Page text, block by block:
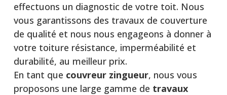
effectuons un diagnostic de votre toit. Nous
vous garantissons des travaux de couverture
de qualité et nous nous engageons à donner à
votre toiture résistance, imperméabilité et
durabilité, au meilleur prix.
En tant que couvreur zingueur, nous vous
proposons une large gamme de travaux